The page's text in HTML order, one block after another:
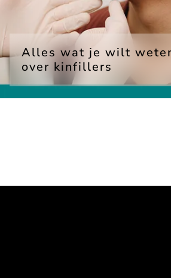
Alles wat je wilt
over kinfillers